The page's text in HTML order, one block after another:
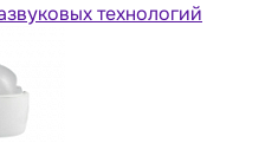
технологий